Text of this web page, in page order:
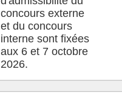
concours externe
et du concours
interne sont fixées
aux 6 et 7 octobre
2026.